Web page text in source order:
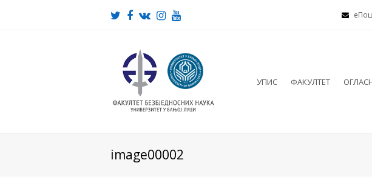
Twitter
Facebook
VKInstagram
Youtube
УПИС ФАКУЛТЕТ
image00002